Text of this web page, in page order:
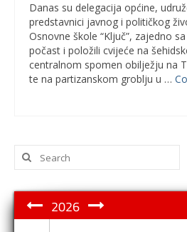
Danas su delegacija općine,
predstavnici javnog i političkog
Osnovne škole “Ključ”, zajedno
počast i položili cvijeće na
centralnom spomen obilježju na
te na partizanskom groblju u …
Search
for:
2026